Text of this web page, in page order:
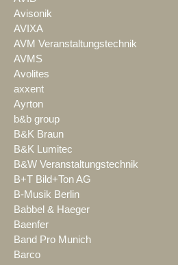
Avisonik
AVIXA
AVM Veranstaltungstechnik
AVMS
Avolites
axxent
Ayrton
b&b group
B&K Braun
B&K Lumitec
B&W Veranstaltungstechnik
B+T Bild+Ton AG
B-Musik Berlin
Babbel & Haeger
Baenfer
Band Pro Munich
Barco